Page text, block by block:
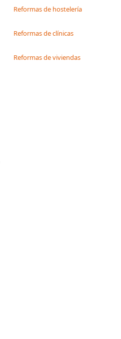
Reformas de hostelería
Reformas de clínicas
Reformas de viviendas